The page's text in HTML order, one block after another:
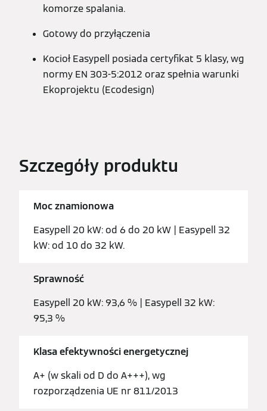
komorze spalania.
Gotowy do przyłączenia
Kocioł Easypell posiada certyfikat 5 klasy, wg
normy EN 303-5:2012 oraz spełnia warunki
Ekoprojektu (Ecodesign)
Szczegóły produktu
Moc znamionowa
Easypell 20 kW: od 6 do 20 kW | Easypell 32
kW: od 10 do 32 kW.
Sprawność
Easypell 20 kW: 93,6 % | Easypell 32 kW:
95,3 %
Klasa efektywności energetycznej
A+ (w skali od D do A+++), wg
rozporządzenia UE nr 811/2013